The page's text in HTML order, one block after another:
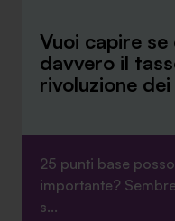
Vuoi capire
davvero il
rivoluzione
25 punti base
importante?
s...